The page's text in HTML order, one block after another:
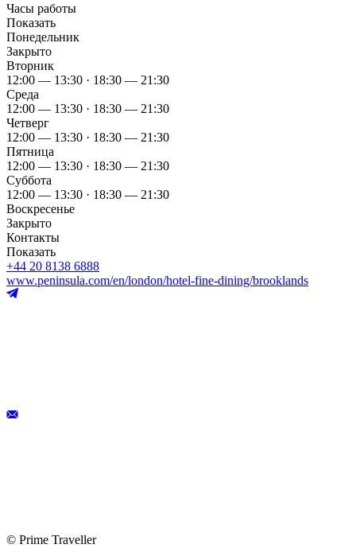
Часы работы
Показать
Понедельник
Закрыто
Вторник
12:00 — 13:30 · 18:30 — 21:30
Среда
12:00 — 13:30 · 18:30 — 21:30
Четверг
12:00 — 13:30 · 18:30 — 21:30
Пятница
12:00 — 13:30 · 18:30 — 21:30
Суббота
12:00 — 13:30 · 18:30 — 21:30
Воскресенье
Закрыто
Контакты
Показать
+44 20 8138 6888
www.peninsula.com/en/london/hotel-fine-dining/brooklands
© Prime Traveller